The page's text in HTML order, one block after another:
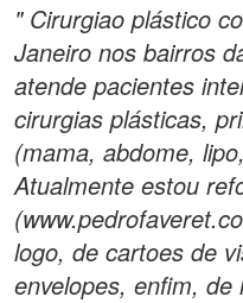
" Cirurgiao plástico
Janeiro nos bairros
atende pacientes
cirurgias plásticas,
(mama, abdome,
Atualmente estou
logo, de cartoes de
envelopes, enfim,